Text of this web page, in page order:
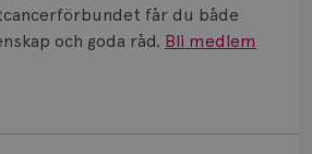
får du både
och goda råd. Bli medlem